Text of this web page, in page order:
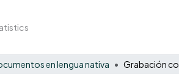
en lengua nativa